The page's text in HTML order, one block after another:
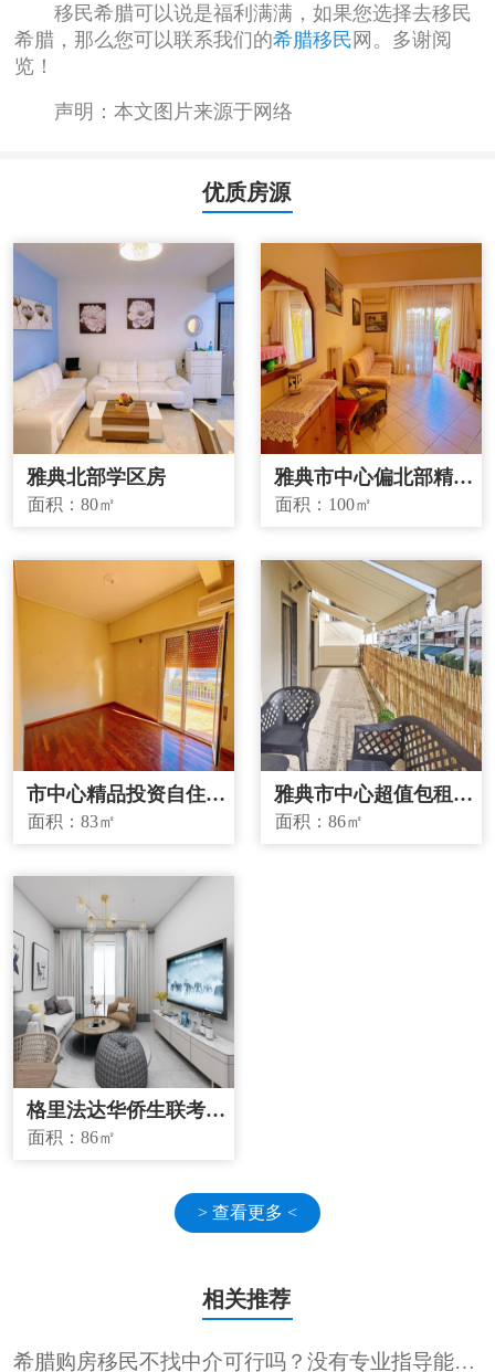
移民希腊可以说是福利满满，如果您选择去移民
希腊，那么您可以联系我们的希腊移民 网。多谢阅
览！
声明：本文图片来源于网络
优质房源
雅典北部学区房
面积：80㎡
雅典市中心偏北部精品
投资房源
面积： 100㎡
市中心精品投资自住两
宜房源
面积：83㎡
雅典市中心超值包租房
源
面积：86㎡
格里法达华侨生联考学
校学区房
面积：86㎡
> 查看更多 <
相关推荐
希腊购房移民不找中介可行吗？没有专业指导能顺